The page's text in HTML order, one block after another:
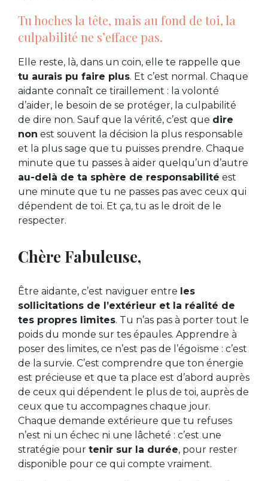
Tu hoches la tête, mais au fond de toi, la
culpabilité ne s’efface pas.
Elle reste, là, dans un coin, elle te rappelle que
tu aurais pu faire plus. Et c’est normal. Chaque
aidante connaît ce tiraillement : la volonté
d’aider, le besoin de se protéger, la culpabilité
de dire non. Sauf que la vérité, c’est que dire
non est souvent la décision la plus responsable
et la plus sage que tu puisses prendre. Chaque
minute que tu passes à aider quelqu’un d’autre
au-delà de ta sphère de responsabilité est
une minute que tu ne passes pas avec ceux qui
dépendent de toi. Et ça, tu as le droit de le
respecter.
Chère Fabuleuse,
Être aidante, c’est naviguer entre les
sollicitations de l’extérieur et la réalité de
tes propres limites. Tu n’as pas à porter tout le
poids du monde sur tes épaules. Apprendre à
poser des limites, ce n’est pas de l’égoïsme : c’est
de la survie. C’est comprendre que ton énergie
est précieuse et que ta place est d’abord auprès
de ceux qui dépendent le plus de toi, auprès de
ceux que tu accompagnes chaque jour.
Chaque demande extérieure que tu refuses
n’est ni un échec ni une lâcheté : c’est une
stratégie pour tenir sur la durée, pour rester
disponible pour ce qui compte vraiment.